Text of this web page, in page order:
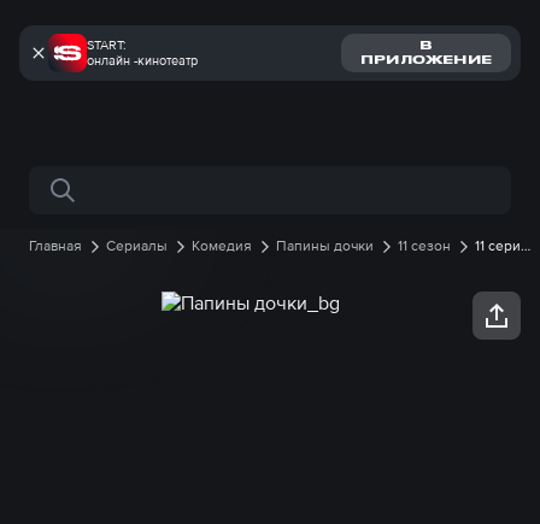
START:
онлайн -кинотеатр
В
ПРИЛОЖЕНИЕ
Поиск по сайту
Главная Сериалы Комедия Папины дочки 11 сезон
11 серия